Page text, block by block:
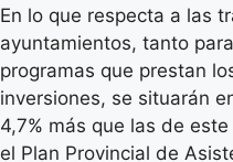
En lo que respecta a las
ayuntamientos, tanto
programas que prestan
inversiones, se situarán
4,7% más que las de
el Plan Provincial de